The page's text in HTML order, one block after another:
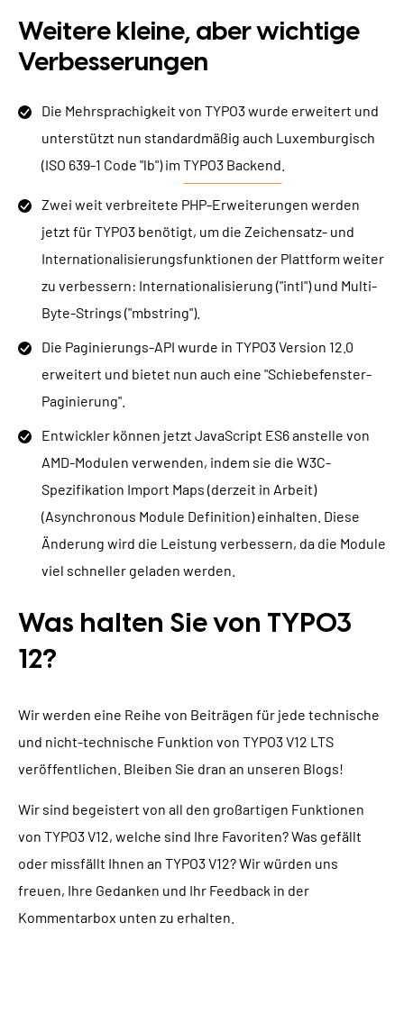
Weitere kleine, aber wichtige
Verbesserungen
Die Mehrsprachigkeit von TYPO3 wurde erweitert und
unterstützt nun standardmäßig auch Luxemburgisch
(ISO 639-1 Code "lb") im TYPO3 Backend
Zwei weit verbreitete PHP-Erweiterungen werden
jetzt für TYPO3 benötigt, um die Zeichensatz- und
Internationalisierungsfunktionen der Plattform weiter
zu verbessern: Internationalisierung ("intl") und Multi-
Byte-Strings ("mbstring").
Die Paginierungs-API wurde in TYPO3 Version 12.0
erweitert und bietet nun auch eine "Schiebefenster-
Paginierung".
Entwickler können jetzt JavaScript ES6 anstelle von
AMD-Modulen verwenden, indem sie die W3C-
Spezifikation Import Maps (derzeit in Arbeit)
(Asynchronous Module Definition) einhalten. Diese
Änderung wird die Leistung verbessern, da die Module
viel schneller geladen werden.
Was halten Sie von TYPO3
12?
Wir werden eine Reihe von Beiträgen für jede technische
und nicht-technische Funktion von TYPO3 V12 LTS
veröffentlichen. Bleiben Sie dran an unseren Blogs!
Wir sind begeistert von all den großartigen Funktionen
von TYPO3 V12, welche sind Ihre Favoriten? Was gefällt
oder missfällt Ihnen an TYPO3 V12? Wir würden uns
freuen, Ihre Gedanken und Ihr Feedback in der
Kommentarbox unten zu erhalten.